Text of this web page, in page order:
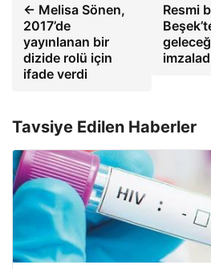
← Melisa Sönen,
2017’de
yayınlanan bir
dizide rolü için
ifade verdi
Resmi
Tavsiye Edilen Haberler